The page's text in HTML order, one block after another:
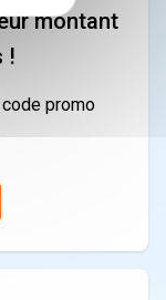
montant
!
promo